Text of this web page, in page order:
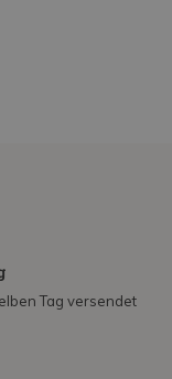
Tag versendet